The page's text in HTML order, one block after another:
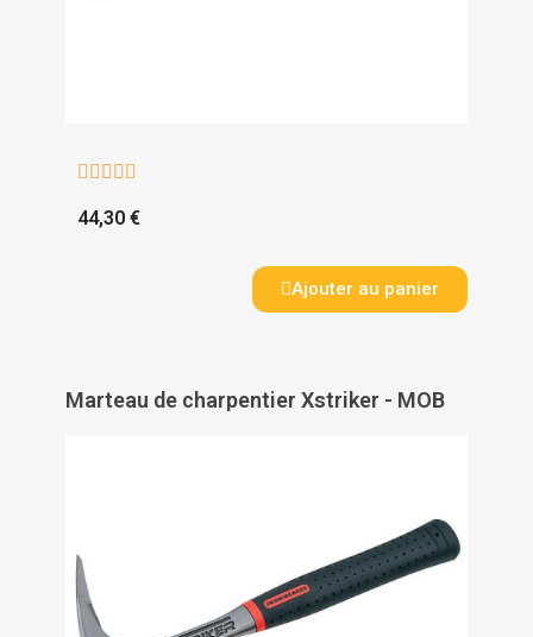
    
44,30 €
Ajouter au panier
Marteau de charpentier Xstriker - MOB